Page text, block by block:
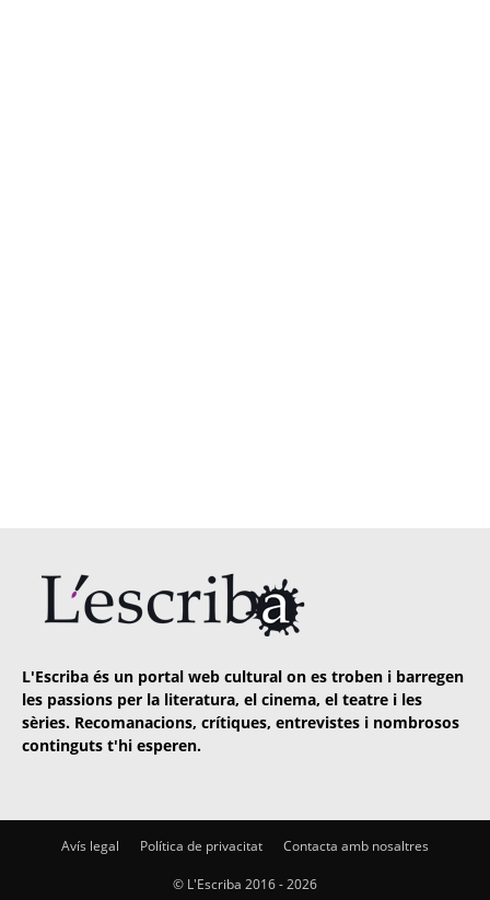
L'Escriba és un portal web cultural on es troben i barregen
les passions per la literatura, el cinema, el teatre i les
sèries. Recomanacions, crítiques, entrevistes i nombrosos
continguts t'hi esperen.
Avís legal Política de privacitat Contacta amb nosaltres
© L'Escriba 2016 -2026